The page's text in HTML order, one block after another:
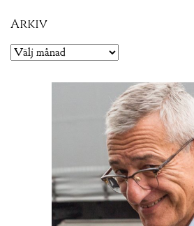
Arkiv
Arkiv